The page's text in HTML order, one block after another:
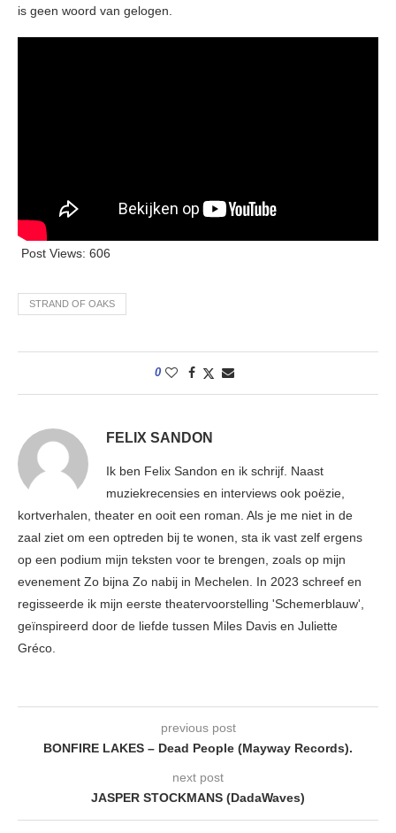
is geen woord van gelogen.
Post Views: 606
STRAND OF OAKS
0
FELIX SANDON
Ik ben Felix Sandon en ik schrijf. Naast
muziekrecensies en interviews ook poëzie,
kortverhalen, theater en ooit een roman. Als je me niet in de
zaal ziet om een optreden bij te wonen, sta ik vast zelf ergens
op een podium mijn teksten voor te brengen, zoals op mijn
evenement Zo bijna Zo nabij in Mechelen. In 2023 schreef en
regisseerde ik mijn eerste theatervoorstelling 'Schemerblauw',
geïnspireerd door de liefde tussen Miles Davis en Juliette
Gréco.
previous post
BONFIRE LAKES – Dead People (Mayway Records).
next post
JASPER STOCKMANS (DadaWaves)